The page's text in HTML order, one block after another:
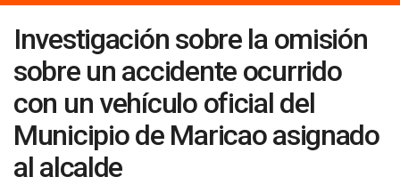
Investigación sobre la omisión
sobre un accidente ocurrido
con un vehículo oficial del
Municipio de Maricao asignado
al alcalde